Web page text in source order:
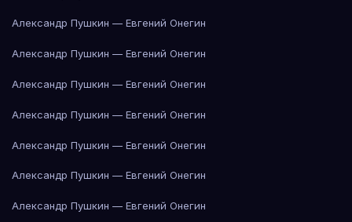
Александр Пушкин — Евгений Онегин
Александр Пушкин — Евгений Онегин
Александр Пушкин — Евгений Онегин
Александр Пушкин — Евгений Онегин
Александр Пушкин — Евгений Онегин
Александр Пушкин — Евгений Онегин
Александр Пушкин — Евгений Онегин